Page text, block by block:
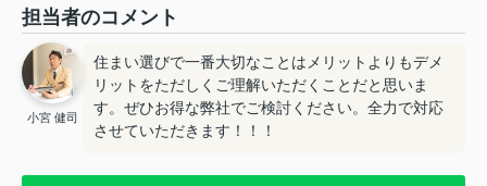
担当者のコメント
小宮 健司
住まい選びで一番大切なことはメリットよりもデメ
リットをただしくご理解いただくことだと思いま
す。ぜひお得な弊社でご検討ください。全力で対応
させていただきます！！！